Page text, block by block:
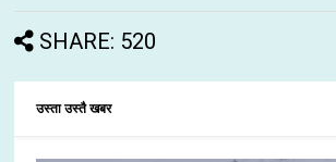
SHARE: 520
उस्ता उस्तै खबर